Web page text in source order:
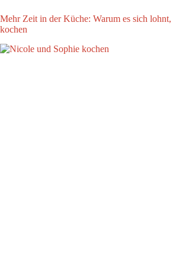
Mehr Zeit in der Küche: Warum es sich lohnt,
kochen